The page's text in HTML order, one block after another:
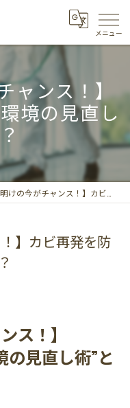
ャンス！】
境の見直し
今がチャンス！】カビ再発を防ぐ“住環境の見直し術”とは？
】カビ再発を防
ス！】
の見直し術”と